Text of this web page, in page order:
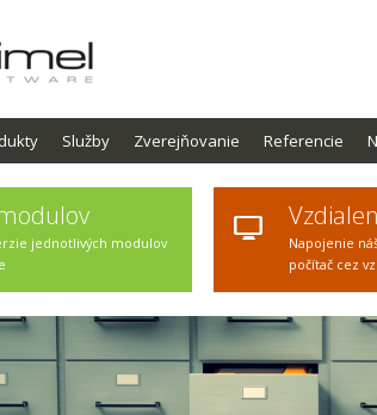
Služby Zverejňovanie Referencie
jednotlivých modulov
Napojenie
počítač cez